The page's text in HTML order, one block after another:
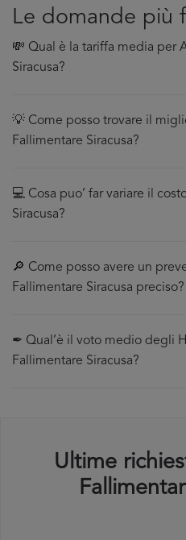
Le domande più
💸 Qual è la tariffa media per
Siracusa?
💡 Come posso trovare il
Fallimentare Siracusa?
💻 Cosa puo’ far variare il
Siracusa?
🔎 Come posso avere un
Fallimentare Siracusa preciso?
✒ Qual’è il voto medio degli
Fallimentare Siracusa?
Ultime